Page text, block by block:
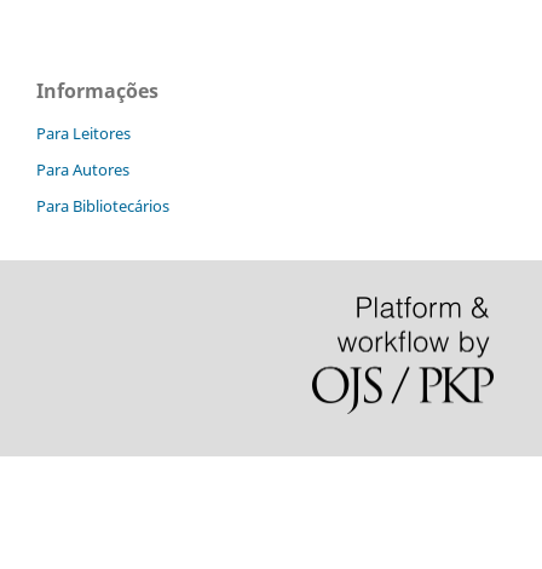
Informações
Para Leitores
Para Autores
Para Bibliotecários